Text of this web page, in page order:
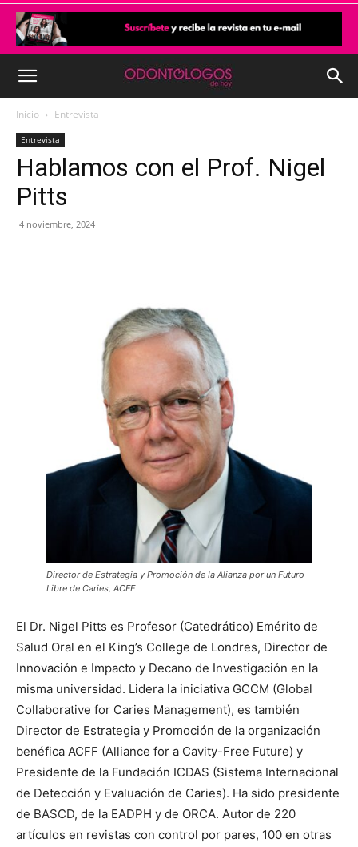
Inicio Entrevista
Entrevista
Hablamos con el Prof. Nigel
Pitts
4 noviembre, 2024
Director de Estrategia y Promoción de la Alianza por un Futuro
Libre de Caries, ACFF
El Dr. Nigel Pitts es Profesor (Catedrático) Emérito de
Salud Oral en el King’s College de Londres, Director de
Innovación e Impacto y Decano de Investigación en la
misma universidad. Lidera la iniciativa GCCM (Global
Collaborative for Caries Management), es también
Director de Estrategia y Promoción de la organización
benéfica ACFF (Alliance for a Cavity-Free Future) y
Presidente de la Fundación ICDAS (Sistema Internacional
de Detección y Evaluación de Caries). Ha sido presidente
de BASCD, de la EADPH y de ORCA. Autor de 220
artículos en revistas con control por pares, 100 en otras